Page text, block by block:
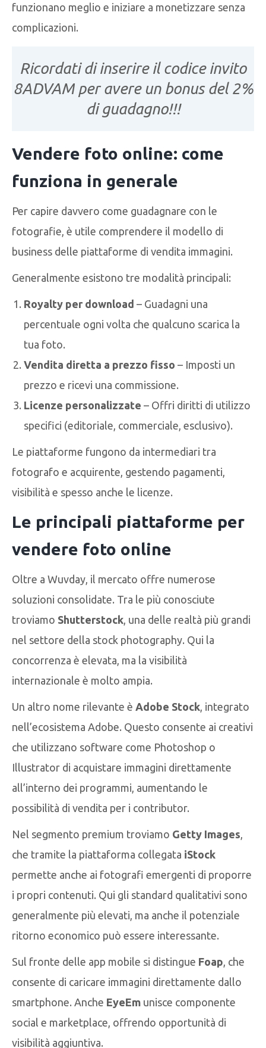
funzionano meglio e iniziare a monetizzare senza
complicazioni.
Ricordati di inserire il codice invito
8ADVAM per avere un bonus del 2%
di guadagno!!!
Vendere foto online: come
funziona in generale
Per capire davvero come guadagnare con le
fotografie, è utile comprendere il modello di
business delle piattaforme di vendita immagini.
Generalmente esistono tre modalità principali:
Royalty per download – Guadagni una
percentuale ogni volta che qualcuno scarica la
tua foto.
Vendita diretta a prezzo fisso – Imposti un
prezzo e ricevi una commissione.
Licenze personalizzate – Offri diritti di utilizzo
specifici (editoriale, commerciale, esclusivo).
Le piattaforme fungono da intermediari tra
fotografo e acquirente, gestendo pagamenti,
visibilità e spesso anche le licenze.
Le principali piattaforme per
vendere foto online
Oltre a Wuvday, il mercato offre numerose
soluzioni consolidate. Tra le più conosciute
troviamo Shutterstock , una delle realtà più grandi
nel settore della stock photography. Qui la
concorrenza è elevata, ma la visibilità
internazionale è molto ampia.
Un altro nome rilevante è Adobe Stock , integrato
nell’ecosistema Adobe. Questo consente ai creativi
che utilizzano software come Photoshop o
Illustrator di acquistare immagini direttamente
all’interno dei programmi, aumentando le
possibilità di vendita per i contributor.
Nel segmento premium troviamo Getty Images
che tramite la piattaforma collegata iStock
permette anche ai fotografi emergenti di proporre
i propri contenuti. Qui gli standard qualitativi sono
generalmente più elevati, ma anche il potenziale
ritorno economico può essere interessante.
Sul fronte delle app mobile si distingue Foap , che
consente di caricare immagini direttamente dallo
smartphone. Anche EyeEm unisce componente
social e marketplace, offrendo opportunità di
visibilità aggiuntiva.